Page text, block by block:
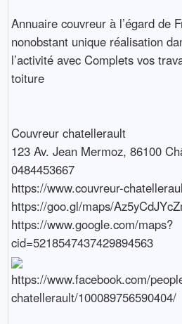
Annuaire couvreur à l’égard de
nonobstant unique réalisation
l’activité avec Complets vos
toiture
Couvreur chatellerault
123 Av. Jean Mermoz, 86100
0484453667
https://www.couvreur-
https://goo.gl/maps/
https://www.google.com/maps?
cid=5218547437429894563
https://www.facebook.com/
chatellerault/100089756590404/